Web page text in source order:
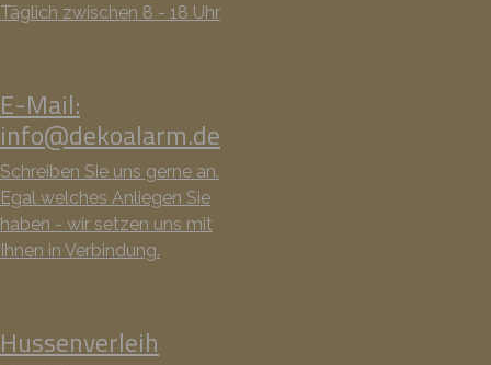
Täglich zwischen 8 - 18 Uhr
E-Mail:
info@dekoalarm.de
Schreiben Sie uns gerne an.
Egal welches Anliegen Sie
haben - wir setzen uns mit
Ihnen in Verbindung.
Hussenverleih